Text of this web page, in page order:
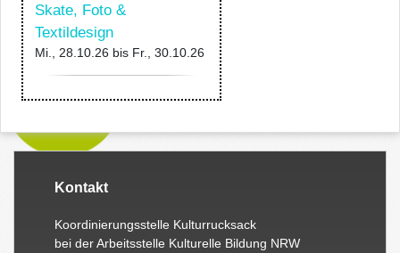
Skate, Foto &
Textildesign
Mi., 28.10.26 bis Fr., 30.10.26
Kontakt
Koordinierungsstelle Kulturrucksack
bei der Arbeitsstelle Kulturelle Bildung NRW